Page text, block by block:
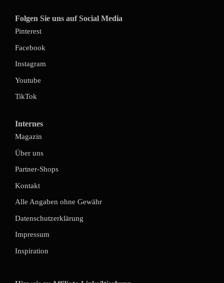
Folgen Sie uns auf Social Media
Pinterest
Facebook
Instagram
Youtube
TikTok
Internes
Magazin
Über uns
Partner-Shops
Kontakt
Alle Angaben ohne Gewähr
Datenschutzerklärung
Impressum
Inspiration